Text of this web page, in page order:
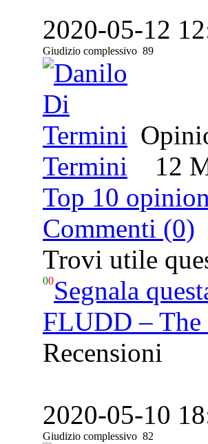
2020-05-12
Giudizio complessivo 89
Termini 12
Top 10
Commenti (0)
Trovi utile
00Segnala
FLUDD – The
Recensioni
2020-05-10
Giudizio complessivo 82